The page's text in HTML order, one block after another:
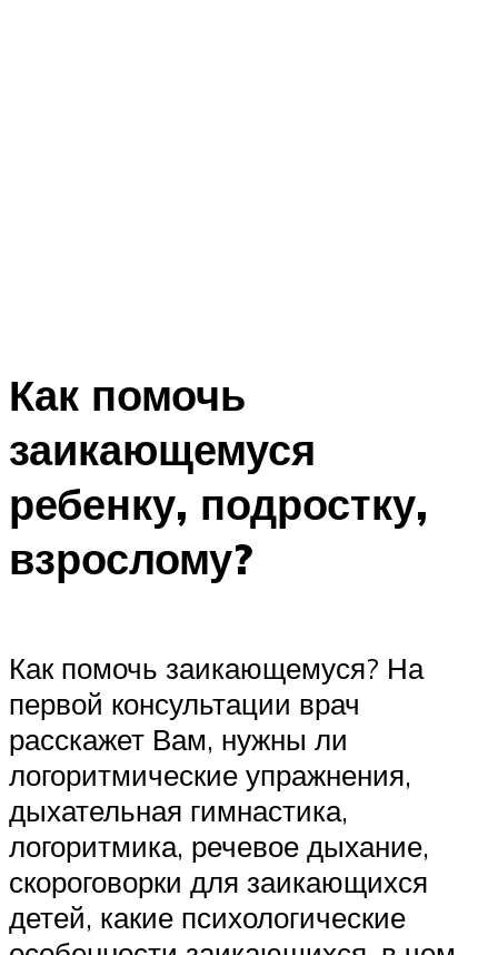
Как помочь
заикающемуся
ребенку, подростку,
взрослому?
Как помочь заикающемуся? На
первой консультации врач
расскажет Вам, нужны ли
логоритмические упражнения,
дыхательная гимнастика,
логоритмика, речевое дыхание,
скороговорки для заикающихся
детей, какие психологические